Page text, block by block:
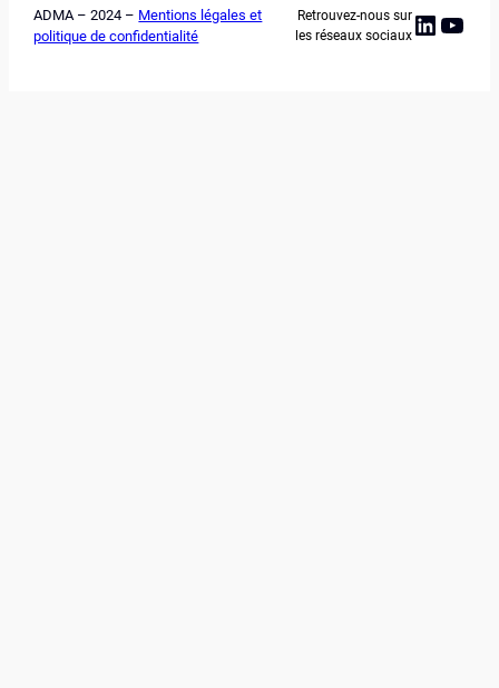
ADMA – 2024 – Mentions légales et
politique de confidentialité
Retrouvez-nous sur
les réseaux sociaux